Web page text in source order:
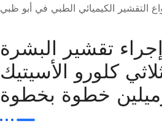
تقشير البشرة
كلورو الأسيتيك
خطوة بخطوة